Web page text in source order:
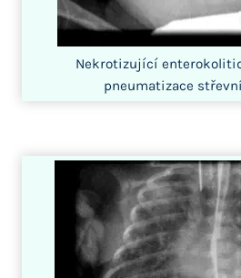
Nekrotizující
pneumatizace